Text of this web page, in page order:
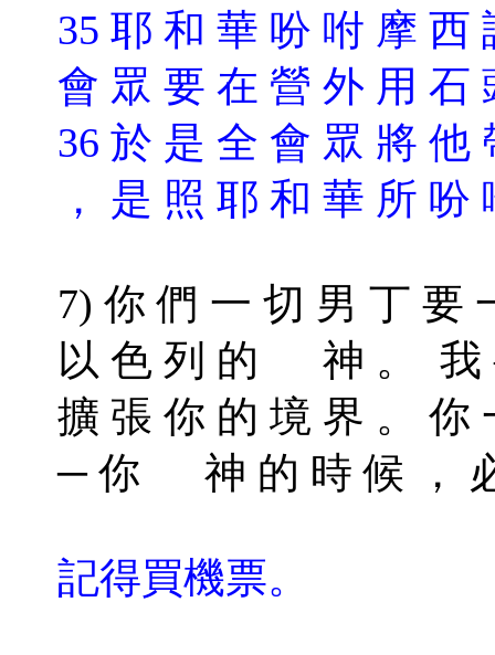
35 耶 和 華 吩 咐 摩 西
會 眾 要 在 營 外 用
36 於 是 全 會 眾 將 他
， 是 照 耶 和 華 所 吩
7) 你 們 一 切 男 丁 要
以 色 列 的 神 。 我
擴 張 你 的 境 界 。 你
─ 你 神 的 時 候 ，
記得買機票。